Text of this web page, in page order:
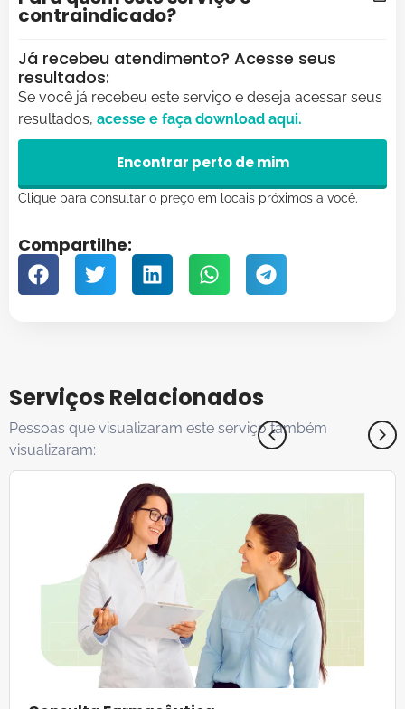
contraindicado?
Já recebeu atendimento? Acesse seus
resultados:
Se você já recebeu este serviço e deseja acessar seus
resultados, acesse e faça download aqui.
Encontrar perto de mim
Clique para consultar o preço em locais próximos a você.
Compartilhe:
Serviços Relacionados
Pessoas que visualizaram este serviço também
visualizaram: